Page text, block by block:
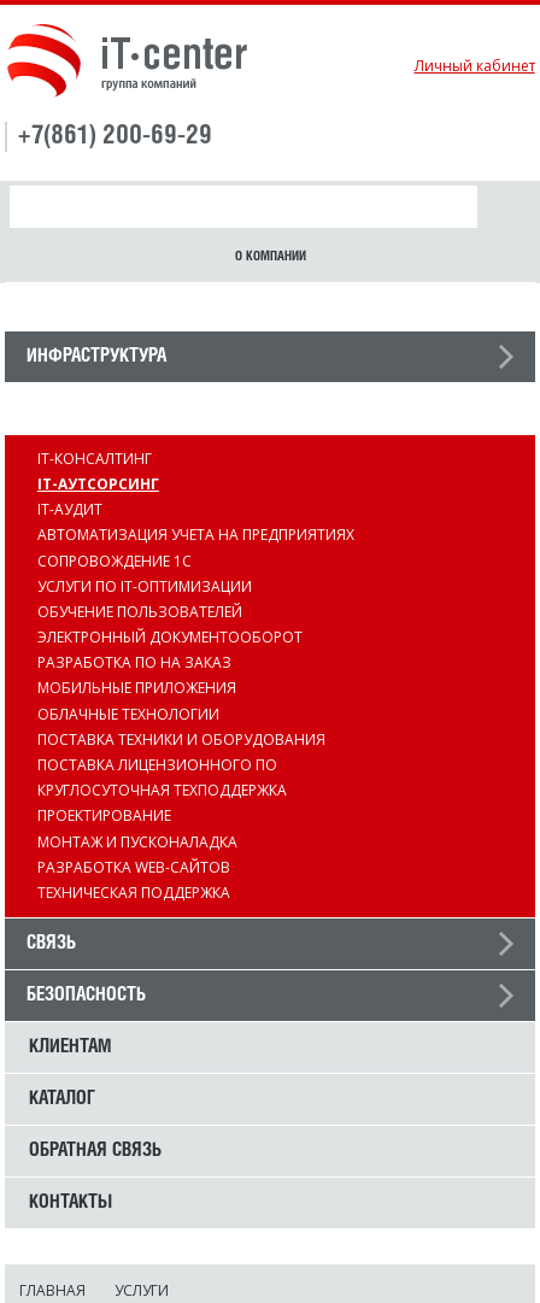
Личный кабинет
+7(861) 200-69-29
О КОМПАНИИ
ИНФРАСТРУКТУРА
IT-КОНСАЛТИНГ
IT-АУТСОРСИНГ
IT-АУДИТ
АВТОМАТИЗАЦИЯ УЧЕТА НА ПРЕДПРИЯТИЯХ
СОПРОВОЖДЕНИЕ 1С
УСЛУГИ ПО IT-ОПТИМИЗАЦИИ
ОБУЧЕНИЕ ПОЛЬЗОВАТЕЛЕЙ
ЭЛЕКТРОННЫЙ ДОКУМЕНТООБОРОТ
РАЗРАБОТКА ПО НА ЗАКАЗ
МОБИЛЬНЫЕ ПРИЛОЖЕНИЯ
ОБЛАЧНЫЕ ТЕХНОЛОГИИ
ПОСТАВКА ТЕХНИКИ И ОБОРУДОВАНИЯ
ПОСТАВКА ЛИЦЕНЗИОННОГО ПО
КРУГЛОСУТОЧНАЯ ТЕХПОДДЕРЖКА
ПРОЕКТИРОВАНИЕ
МОНТАЖ И ПУСКОНАЛАДКА
РАЗРАБОТКА WEB-САЙТОВ
ТЕХНИЧЕСКАЯ ПОДДЕРЖКА
СВЯЗЬ
БЕЗОПАСНОСТЬ
КЛИЕНТАМ
КАТАЛОГ
ОБРАТНАЯ СВЯЗЬ
КОНТАКТЫ
ГЛАВНАЯ УСЛУГИ